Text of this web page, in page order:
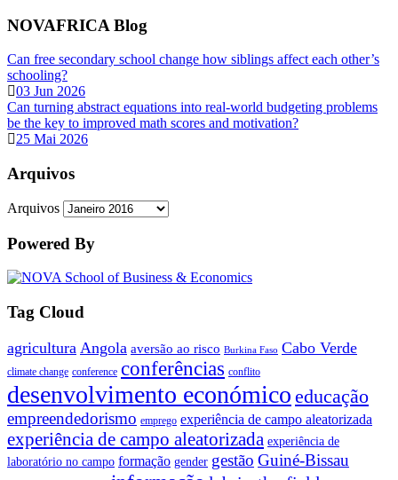
NOVAFRICA Blog
Can free secondary school change how siblings affect each other’s
schooling?
03 Jun 2026
Can turning abstract equations into real-world budgeting problems
be the key to improved math scores and motivation?
25 Mai 2026
Arquivos
Arquivos
Powered By
Tag Cloud
agricultura Angola aversão ao risco Burkina Faso Cabo Verde
climate change conference conferências conflito
desenvolvimento económico educação
empreendedorismo emprego experiência de campo aleatorizada
experiência de campo aleatorizada experiência de
laboratório no campo formação gender gestão Guiné-Bissau